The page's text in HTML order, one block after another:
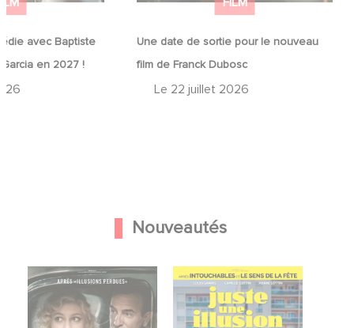
avec Baptiste
en 2027 !
Une date de sortie pour le nouveau
film de Franck Dubosc
Le 22 juillet 2026
Nouveautés